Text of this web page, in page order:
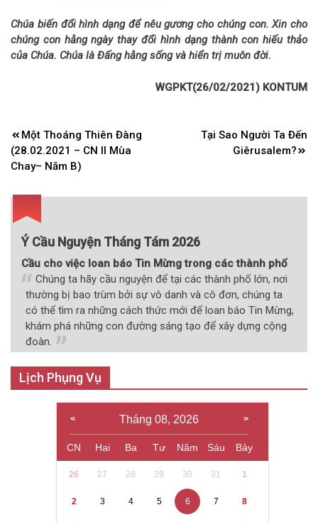
Chúa biến đổi hình dạng để nêu gương cho chúng con. Xin cho
chúng con hằng ngày thay đổi hình dạng thành con hiếu thảo
của Chúa. Chúa là Đấng hằng sống và hiển trị muôn đời.
WGPKT(26/02/2021) KONTUM
Điều
hướng
bài
Một Thoáng Thiên Đàng
(28.02.2021 – CN II Mùa
Chay– Năm B)
Tại Sao Người Ta Đến
Giêrusalem?
Ý Cầu Nguyện Tháng Tám 2026
Cầu cho việc loan báo Tin Mừng trong các thành phố
Chúng ta hãy cầu nguyện để tại các thành phố lớn, nơi
thường bị bao trùm bởi sự vô danh và cô đơn, chúng ta
có thể tìm ra những cách thức mới để loan báo Tin Mừng,
khám phá những con đường sáng tạo để xây dựng cộng
đoàn.
Lịch Phụng Vụ
Tháng 08, 2026
CN Hai Ba Tư Năm Sáu Bảy
26 27 28 29 30 31 1
2 3 4 5 6 7 8